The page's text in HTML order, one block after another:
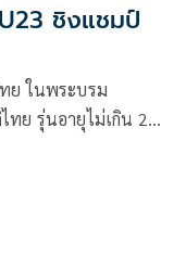
ชิงแชมป์
ย ในพระบรม
ย รุ่นอายุไม่เกิน 23